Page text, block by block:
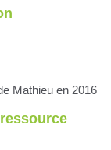
Mathieu en 2016